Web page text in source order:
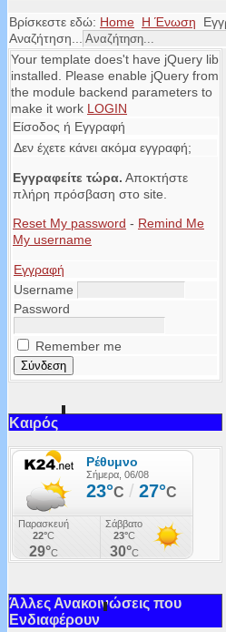
Βρίσκεστε εδώ: Home Η Ένωση
Αναζήτηση...
Your template does't have jQuery lib
installed. Please enable jQuery from
the module backend parameters to
make it work LOGIN
Είσοδος ή Εγγραφή
Δεν έχετε κάνει ακόμα εγγραφή;
Εγγραφείτε τώρα. Αποκτήστε
πλήρη πρόσβαση στο site.
Reset My password - Remind Me
My username
Εγγραφή
Username
Password
Remember me
Καιρός
Άλλες Ανακοινώσεις που
Ενδιαφέρουν